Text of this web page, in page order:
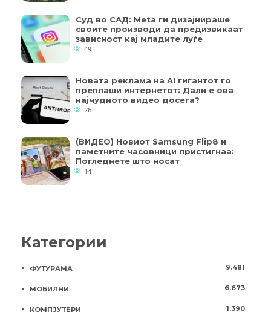
Суд во САД: Meta ги дизајнираше
своите производи да предизвикаат
зависност кај младите луѓе
49
Новата реклама на AI гигантот го
преплаши интернетот: Дали е ова
најчудното видео досега?
26
(ВИДЕО) Новиот Samsung Flip8 и
паметните часовници пристигнаа:
Погледнете што носат
14
Категории
ФУТУРАМА 9.481
МОБИЛНИ 6.673
КОМПЈУТЕРИ 1.390